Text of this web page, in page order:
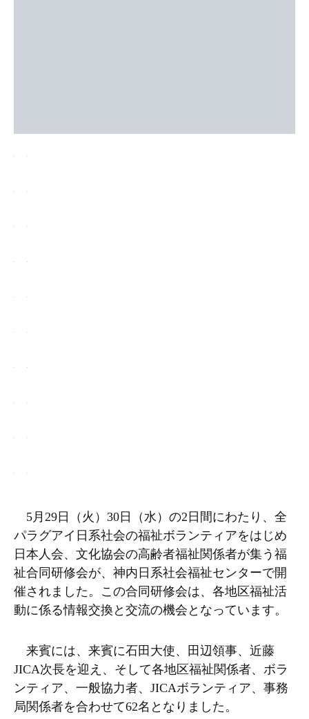
5月29日（火）30日（水）の2日間にわたり、全
パラグアイ日系社会の福祉ボランティアをはじめ
日本人会、文化協会の高齢者福祉関係者が集う福
祉合同研修会が、神内日系社会福祉センターで開
催されました。この合同研修会は、各地区福祉活
動に係る情報交換と交流の機会となっています。
来賓には、来賓に石田大使、田辺領事、近藤
JICA次長を迎え、そして各地区福祉関係者、ボラ
ンティア、一般協力者、JICAボランティア、事務
局関係者を合わせて62名となりました。